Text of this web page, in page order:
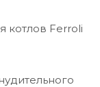
котлов Ferroli